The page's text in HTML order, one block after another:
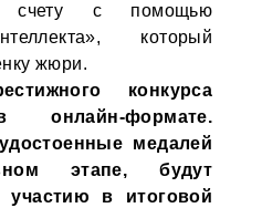
счету с помощью
который
жюри.
конкурса
онлайн-формате.
медалей
этапе, будут
участию в итоговой